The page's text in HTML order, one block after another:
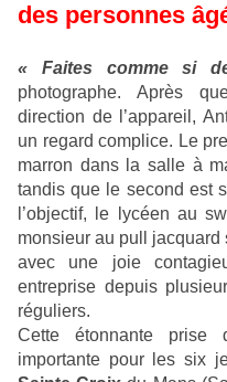
des personnes
« Faites comme si
photographe. Après
direction de l’appareil,
un regard complice. Le
marron dans la salle à
tandis que le second est
l’objectif, le lycéen au
monsieur au pull jacquard
avec une joie
entreprise depuis
réguliers.
Cette étonnante prise
importante pour les six